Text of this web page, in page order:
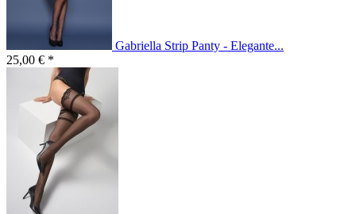
Gabriella Strip Panty - Elegante...
25,00 € *